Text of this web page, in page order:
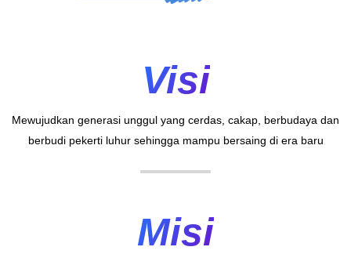
Visi
Mewujudkan generasi unggul yang cerdas, cakap, berbudaya dan
berbudi pekerti luhur sehingga mampu bersaing di era baru
Misi